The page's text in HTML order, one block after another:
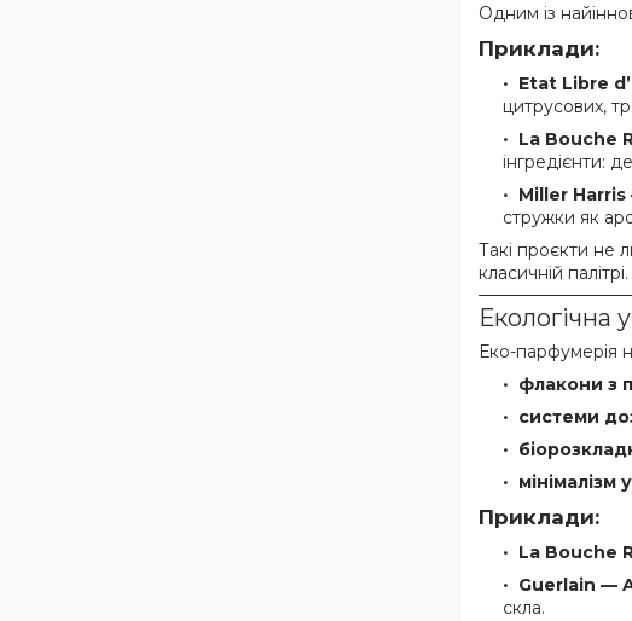
Одним із
Приклади:
Etat Libre
цитрусових,
La Bouche
інгредієнти:
Miller
стружки як
Такі проєкти не
класичній палітрі.
Екологічна
Еко-парфумерія
флакони з
системи
мінімалізм
Приклади:
La Bouche
Guerlain —
скла.